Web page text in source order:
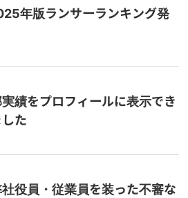
年版ランサーランキング発
実績をプロフィールに表示でき
た
社役員・従業員を装った不審な